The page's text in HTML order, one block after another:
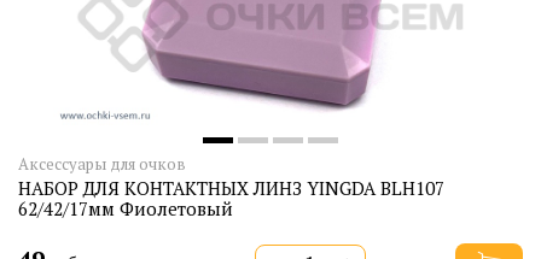
Аксессуары для очков
НАБОР ДЛЯ КОНТАКТНЫХ ЛИНЗ YINGDA BLH107
62/42/17мм Фиолетовый